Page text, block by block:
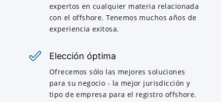
expertos en cualquier materia relacionada
con el offshore. Tenemos muchos años de
experiencia exitosa.
Elección óptima
Ofrecemos sólo las mejores soluciones
para su negocio - la mejor jurisdicción y
tipo de empresa para el registro offshore.